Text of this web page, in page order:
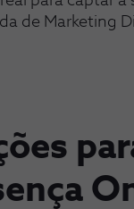
de Marketing